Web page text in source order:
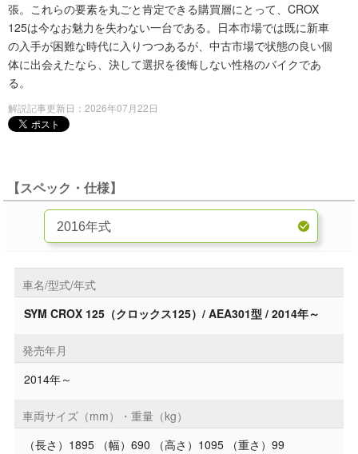
張。これらの要素を丸ごと肯定できる購買層にとって、CROX
125は今なお魅力を失わない一台である。日本市場では既に新車
の入手が困難な時代に入りつつあるが、中古市場で状態の良い個
体に出会えたなら、決して選択を後悔しない性格のバイクであ
る。
解説記事更新日：2026年07月22日
【スペック・仕様】
車名/型式/年式
SYM CROX 125（クロックス125）/ AEA301型 / 2014年～
発売年月
2014年～
車両サイズ（mm）・重量（kg）
（長さ）1895 （幅）690 （高さ）1095 （重さ）99